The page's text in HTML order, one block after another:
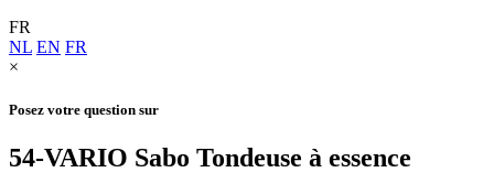
FR
NL EN FR
×
Posez votre question sur
54-VARIO Sabo Tondeuse à essence